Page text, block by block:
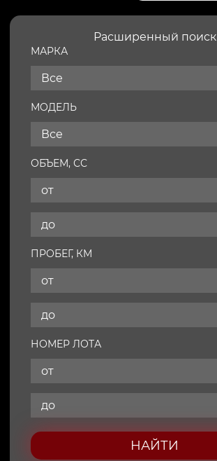
Расширенный поиск
МАРКА
Все
МОДЕЛЬ
Все
ОБЪЕМ, СС
ПРОБЕГ, КМ
НОМЕР ЛОТА
НАЙТИ